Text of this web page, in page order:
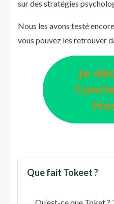
sur des stratégies
Nous les avons testé
vous pouvez les retrouver
Je
Que fait Tokeet ?